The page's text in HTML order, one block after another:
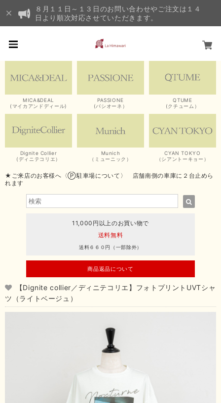
８月１１日～１３日のお問い合わせやご注文は１４
日より順次対応させていただきます。
MICA&DEAL
(マイカアンドディール)
PASSIONE
(パシオーネ）
QTUME
(クチューム）
Dignite Collier
(ディニテコリエ）
Munich
（ミューニック）
CYAN TOKYO
（シアントーキョー）
★ご来店のお客様へ〈Ⓟ駐車場について〉 店舗南側の車庫に２台止めら
れます
11,000円以上のお買い物で
送料無料
送料６６０円（一部除外）
商品返品について
【Dignite collier／ディニテコリエ】フォトプリントUVTシャ
ツ（ライトベージュ）